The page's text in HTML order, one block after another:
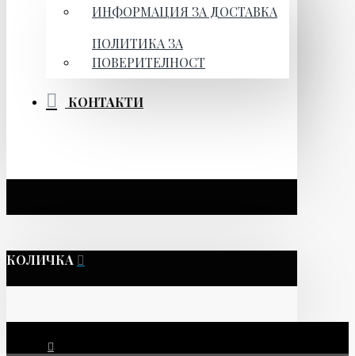
ИНФОРМАЦИЯ ЗА ДОСТАВКА
ПОЛИТИКА ЗА
ПОВЕРИТЕЛНОСТ
КОНТАКТИ
КОЛИЧКА